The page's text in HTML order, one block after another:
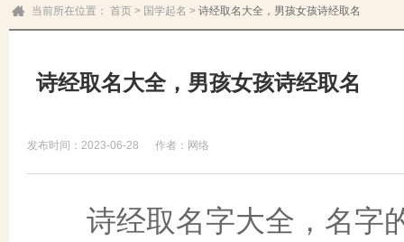
当前所在位置： 首页 > 国学起名 > 诗经取名大全，男孩女孩诗经取名
诗经取名大全，男孩女孩诗经取名
发布时间：2023-06-28 作者：网络
诗经取名字大全，名字的